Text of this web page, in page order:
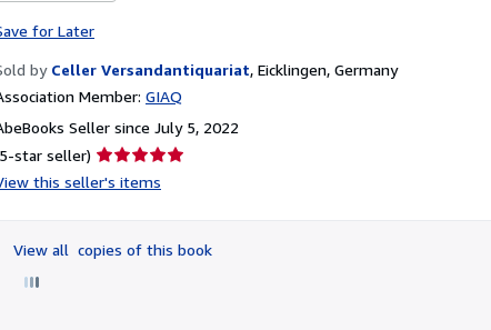
for Later
by Celler Versandantiquariat, Eicklingen, Germany
Member: GIAQ
Seller since July 5, 2022
star seller) Seller
rating
of
5
this seller's items
View all copies of this book